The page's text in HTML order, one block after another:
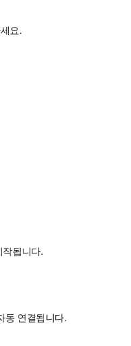
요.
작됩니다.
동 연결됩니다.